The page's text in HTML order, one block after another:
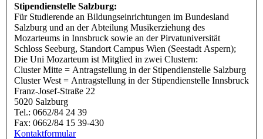
Stipendienstelle Salzburg:
Für Studierende an Bildungseinrichtungen im Bundesland
Salzburg und an der Abteilung Musikerziehung des
Mozarteums in Innsbruck sowie an der Pirvatuniversität
Schloss Seeburg, Standort Campus Wien (Seestadt Aspern);
Die Uni Mozarteum ist Mitglied in zwei Clustern:
Cluster Mitte = Antragstellung in der Stipendienstelle Salzburg
Cluster West = Antragstellung in der Stipendienstelle Innsbruck
Franz-Josef-Straße 22
5020 Salzburg
Tel.: 0662/84 24 39
Fax: 0662/84 15 39-430
Kontaktformular